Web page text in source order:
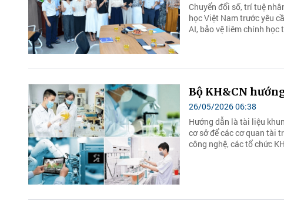
Chuyển đổi số, trí tuệ
học Việt Nam trước yêu
AI, bảo vệ liêm chính học
Bộ KH&CN
26/05/2026 06:38
Hướng dẫn là tài liệu
cơ sở để các cơ quan tài
công nghệ, các tổ chức